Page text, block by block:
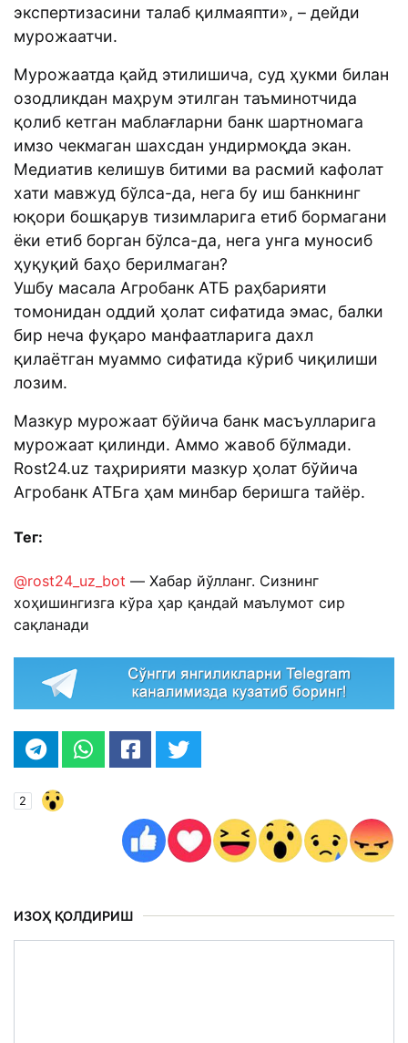
экспертизасини талаб қилмаяпти», – дейди
мурожаатчи.
Мурожаатда қайд этилишича, суд ҳукми билан
озодликдан маҳрум этилган таъминотчида
қолиб кетган маблағларни банк шартномага
имзо чекмаган шахсдан ундирмоқда экан.
Медиатив келишув битими ва расмий кафолат
хати мавжуд бўлса-да, нега бу иш банкнинг
юқори бошқарув тизимларига етиб бормагани
ёки етиб борган бўлса-да, нега унга муносиб
ҳуқуқий баҳо берилмаган?
Ушбу масала Агробанк АТБ раҳбарияти
томонидан оддий ҳолат сифатида эмас, балки
бир неча фуқаро манфаатларига дахл
қилаётган муаммо сифатида кўриб чиқилиши
лозим.
Мазкур мурожаат бўйича банк масъулларига
мурожаат қилинди. Аммо жавоб бўлмади.
Rost24.uz таҳририяти мазкур ҳолат бўйича
Агробанк АТБга ҳам минбар беришга тайёр.
Тег:
@rost24_uz_bot — Хабар йўлланг. Сизнинг
хоҳишингизга кўра ҳар қандай маълумот сир
сақланади
2
ИЗОҲ ҚОЛДИРИШ